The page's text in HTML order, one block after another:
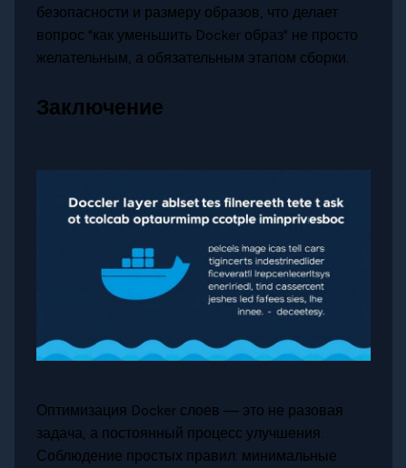
безопасности и размеру образов, что делает
вопрос "как уменьшить Docker образ" не просто
желательным, а обязательным этапом сборки.
Заключение
Оптимизация Docker слоев — это не разовая
задача, а постоянный процесс улучшения.
Соблюдение простых правил: минимальные